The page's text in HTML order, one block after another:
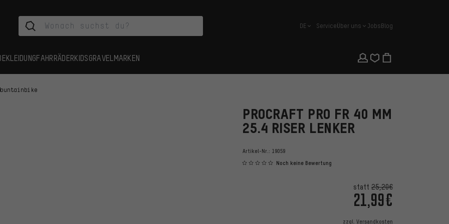
Deutsch
DE ServiceÜber uns JobsBlog
FAHRRÄDERKIDSGRAVEL MARKEN
PROCRAFT PRO FR 40 MM
25.4 RISER LENKER
Artikel-Nr.: 19059
Noch keine Bewertung
statt 25,20€
21,99€
zzgl. Versandkosten